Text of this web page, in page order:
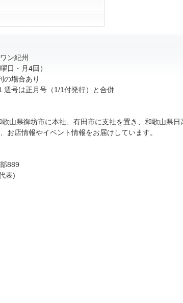
ン紀州
日・月4回）
の場合あり
号は正月号（1/1付発行）と合併
山県御坊市に本社、有田市に支社を置き、和歌山県
お店情報やイベント情報をお届けしています。
889
表)